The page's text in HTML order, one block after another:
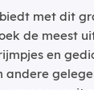
met dit
de meest
en
andere